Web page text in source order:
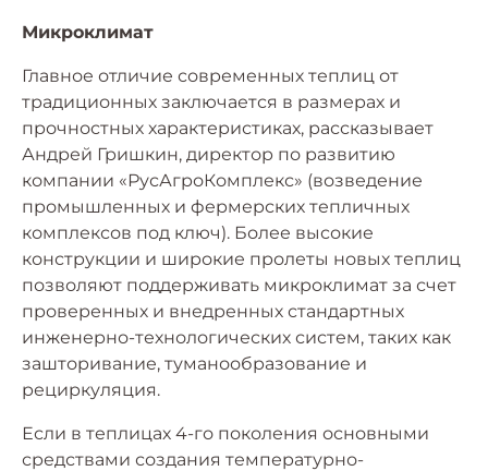
Микроклимат
Главное отличие современных теплиц от
традиционных заключается в размерах и
прочностных характеристиках, рассказывает
Андрей Гришкин, директор по развитию
компании «РусАгроКомплекс» (возведение
промышленных и фермерских тепличных
комплексов под ключ). Более высокие
конструкции и широкие пролеты новых теплиц
позволяют поддерживать микроклимат за счет
проверенных и внедренных стандартных
инженерно-технологических систем, таких как
зашторивание, туманообразование и
рециркуляция.
Если в теплицах 4-го поколения основными
средствами создания температурно-